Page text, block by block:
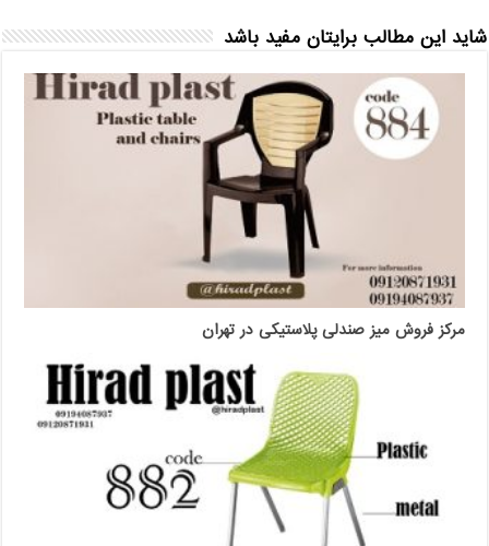
شاید این مطالب برایتان مفید باشد
مرکز فروش میز صندلی پلاستیکی در تهران